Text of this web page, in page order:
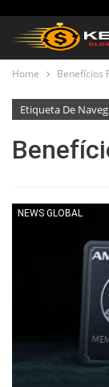
Home Benefícios
Etiqueta De
NEWS GLOBAL